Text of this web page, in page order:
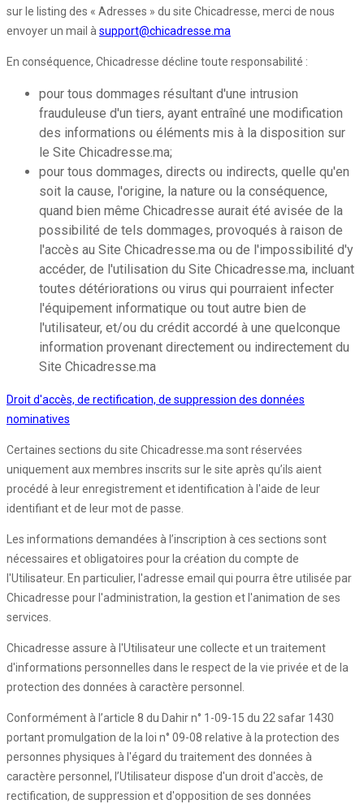
sur le listing des « Adresses » du site Chicadresse, merci de nous
envoyer un mail àsupport@chicadresse.ma
En conséquence, Chicadresse décline toute responsabilité :
pour tous dommages résultant d'une intrusion
frauduleuse d'un tiers, ayant entraîné une modification
des informations ou éléments mis à la disposition sur
le Site Chicadresse.ma;
pour tous dommages, directs ou indirects, quelle qu'en
soit la cause, l'origine, la nature ou la conséquence,
quand bien même Chicadresse aurait été avisée de la
possibilité de tels dommages, provoqués à raison de
l'accès au Site Chicadresse.ma ou de l'impossibilité d'y
accéder, de l'utilisation du Site Chicadresse.ma, incluant
toutes détériorations ou virus qui pourraient infecter
l'équipement informatique ou tout autre bien de
l'utilisateur, et/ou du crédit accordé à une quelconque
information provenant directement ou indirectement du
Site Chicadresse.ma
Droit d'accès, de rectification, de suppression des données
nominatives
Certaines sections du site Chicadresse.ma sont réservées
uniquement aux membres inscrits sur le site après qu’ils aient
procédé à leur enregistrement et identification à l'aide de leur
identifiant et de leur mot de passe.
Les informations demandées à l’inscription à ces sections sont
nécessaires et obligatoires pour la création du compte de
l'Utilisateur. En particulier, l'adresse email qui pourra être utilisée par
Chicadresse pour l'administration, la gestion et l'animation de ses
services.
Chicadresse assure à l'Utilisateur une collecte et un traitement
d'informations personnelles dans le respect de la vie privée et de la
protection des données à caractère personnel.
Conformément à l’article 8 du Dahir n° 1-09-15 du 22 safar 1430
portant promulgation de la loi n° 09-08 relative à la protection des
personnes physiques à l'égard du traitement des données à
caractère personnel, l’Utilisateur dispose d'un droit d'accès, de
rectification, de suppression et d'opposition de ses données